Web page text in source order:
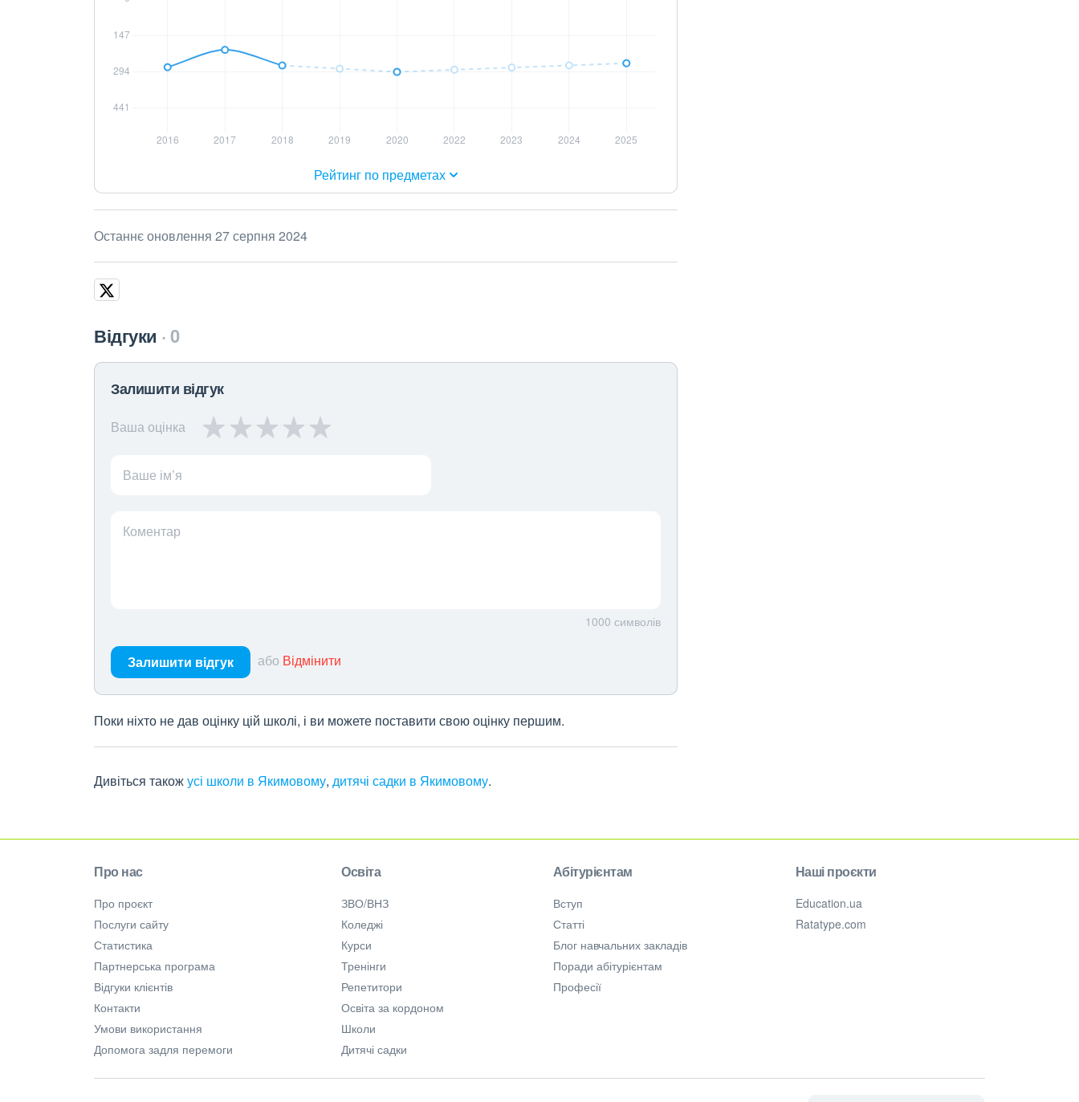
Рейтинг по предметах
Останнє оновлення 27 серпня 2024
Відгуки 0
Залишити відгук
Ваша оцінка
Ваше ім’я
Коментар
1000 символів
Залишити відгук або Відмінити
Поки ніхто не дав оцінку цій школі, і ви можете поставити свою оцінку першим.
Дивіться такожусі школи в Якимовому, дитячі садки в Якимовому.
Про нас
Про проєкт
Послуги сайту
Статистика
Партнерська програма
Відгуки клієнтів
Контакти
Умови використання
Допомога задля перемоги
Освіта
ЗВО/ВНЗ
Коледжі
Курси
Тренінги
Репетитори
Освіта за кордоном
Школи
Дитячі садки
Абітурієнтам
Вступ
Статті
Блог навчальних закладів
Поради абітурієнтам
Професії
Наші проєкти
Education.ua
Ratatype.com